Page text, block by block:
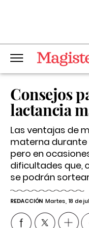
Consejos
lactancia
Las ventajas de
materna durante
pero en
dificultades que,
se podrán
REDACCIÓN Martes, 18 de